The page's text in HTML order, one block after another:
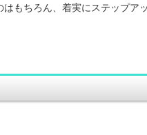
もちろん、着実にステップア